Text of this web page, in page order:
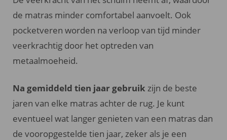
de matras minder comfortabel aanvoelt. Ook
pocketveren worden na verloop van tijd minder
veerkrachtig door het optreden van
metaalmoeheid.
Na gemiddeld tien jaar gebruik zijn de beste
jaren van elke matras achter de rug. Je kunt
eventueel wat langer genieten van een matras dan
de vooropgestelde tien jaar, zeker als je een